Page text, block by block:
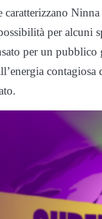
per alcuni
per un